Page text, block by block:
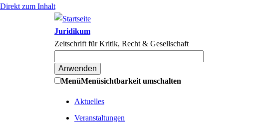
Direkt zum Inhalt
Juridikum
Zeitschrift für Kritik, Recht & Gesellschaft
MenüMenüsichtbarkeit umschalten
Aktuelles
Veranstaltungen